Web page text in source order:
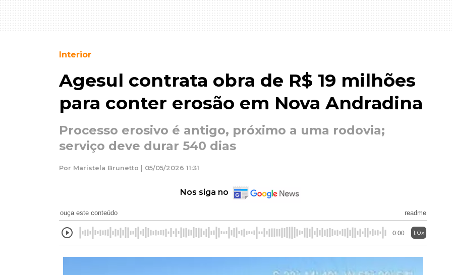
Interior
Agesul contrata obra de R$ 19 milhões
para conter erosão em Nova Andradina
Processo erosivo é antigo, próximo a uma rodovia;
serviço deve durar 540 dias
Por Maristela Brunetto | 05/05/2026 11:31
Nos siga no
ouça este conteúdo readme
0:00 1.0x